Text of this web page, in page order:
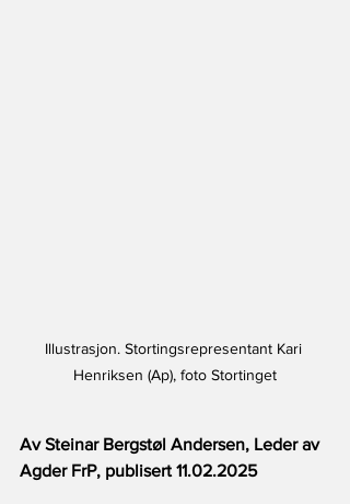
Illustrasjon. Stortingsrepresentant Kari
Henriksen (Ap), foto Stortinget
Av Steinar Bergstøl Andersen, Leder av
Agder FrP, publisert 11.02.2025